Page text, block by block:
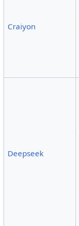
Craiyon
Deepseek